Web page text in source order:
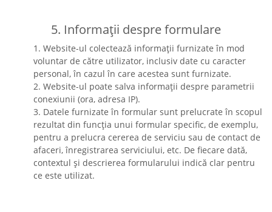
5. Informații despre formulare
1. Website-ul colectează informații furnizate în mod
voluntar de către utilizator, inclusiv date cu caracter
personal, în cazul în care acestea sunt furnizate.
2. Website-ul poate salva informații despre parametrii
conexiunii (ora, adresa IP).
3. Datele furnizate în formular sunt prelucrate în scopul
rezultat din funcția unui formular specific, de exemplu,
pentru a prelucra cererea de serviciu sau de contact de
afaceri, înregistrarea serviciului, etc. De fiecare dată,
contextul și descrierea formularului indică clar pentru
ce este utilizat.